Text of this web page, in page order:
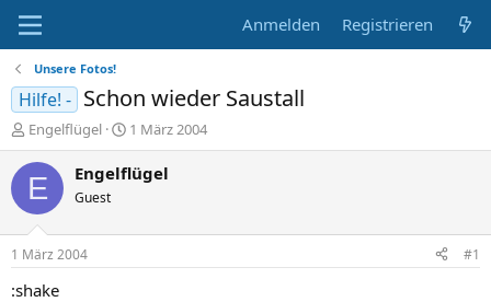
Anmelden Registrieren
Unsere Fotos!
Hilfe! - Schon wieder Saustall
E
r
s
l
e
r
Engelflügel
E
r
s
t
1 März 2004
E Engelflügel
Guest
1 März 2004 #1
:shake